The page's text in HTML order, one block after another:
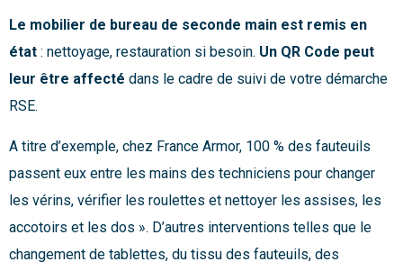
Le mobilier de bureau de seconde main est remis en
état : nettoyage, restauration si besoin. Un QR Code peut
leur être affecté dans le cadre de suivi de votre démarche
RSE.
A titre d’exemple, chez France Armor, 100 % des fauteuils
passent eux entre les mains des techniciens pour changer
les vérins, vérifier les roulettes et nettoyer les assises, les
accotoirs et les dos ». D’autres interventions telles que le
changement de tablettes, du tissu des fauteuils, des